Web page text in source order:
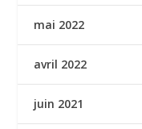
mai 2022
avril 2022
juin 2021